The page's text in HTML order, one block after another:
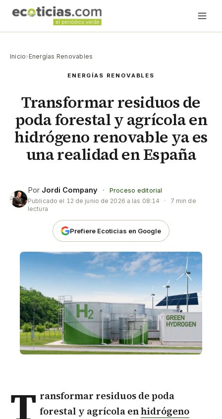
Inicio› Energías Renovables
ENERGÍAS RENOVABLES
Transformar residuos de
poda forestal y agrícola en
hidrógeno renovable ya es
una realidad en España
Por Jordi Company ·
Proceso editorial
Publicado el 12 de junio de 2026 a las 08:14 ·
7 min de
lectura
Prefiere Ecoticias en Google
T ransformar residuos de poda
forestal y agrícola enhidrógeno